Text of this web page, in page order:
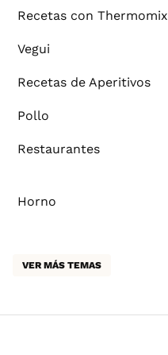
Recetas con Thermomix
Vegui
Recetas de Aperitivos
Pollo
Restaurantes
Horno
VER MÁS TEMAS